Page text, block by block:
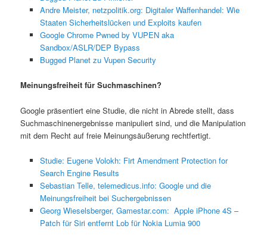
Andre Meister, netzpolitik.org: Digitaler Waffenhandel: Wie
Staaten Sicherheitslücken und Exploits kaufen
Google Chrome Pwned by VUPEN aka
Sandbox/ASLR/DEP Bypass
Bugged Planet zu Vupen Security
Meinungsfreiheit für Suchmaschinen?
Google präsentiert eine Studie, die nicht in Abrede stellt, dass
Suchmaschinenergebnisse manipuliert sind, und die Manipulation
mit dem Recht auf freie Meinungsäußerung rechtfertigt.
Studie: Eugene Volokh: Firt Amendment Protection for
Search Engine Results
Sebastian Telle, telemedicus.info: Google und die
Meinungsfreiheit bei Suchergebnissen
Georg Wieselsberger, Gamestar.com: Apple iPhone 4S –
Patch für Siri entfernt Lob für Nokia Lumia 900